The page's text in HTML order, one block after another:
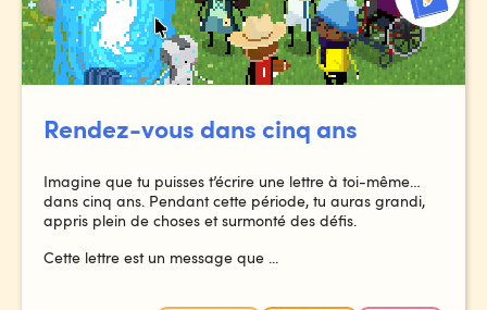
Rendez-vous dans cinq ans
Imagine que tu puisses t’écrire une lettre à toi-même…
dans cinq ans. Pendant cette période, tu auras grandi,
appris plein de choses et surmonté des défis.
Cette lettre est un message que ...